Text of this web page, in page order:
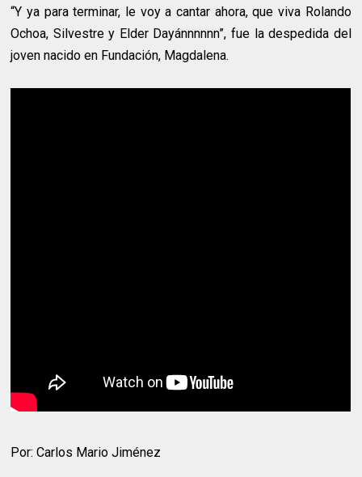
“Y ya para terminar, le voy a cantar ahora, que viva Rolando
Ochoa, Silvestre y Elder Dayánnnnnn”, fue la despedida del
joven nacido en Fundación, Magdalena.
Por: Carlos Mario Jiménez